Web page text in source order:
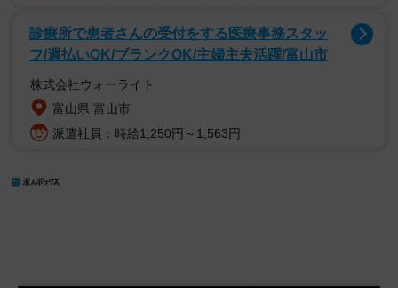
診療所で患者さんの受付をする医療事務スタッ
フ/週払いOK/ブランクOK/主婦主夫活躍/富山市
株式会社ウォーライト
富山県 富山市
派遣社員：時給1,250円～1,563円